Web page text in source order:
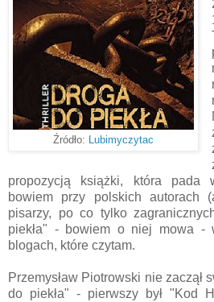
Źródło: Lubimyczytac
propozycją książki, która pada
bowiem przy polskich autorach
pisarzy, po co tylko
piekła" - bowiem o niej mowa -
blogach, które czytam.
Przemysław Piotrowski nie zaczął
do piekła" - pierwszy był "Kod